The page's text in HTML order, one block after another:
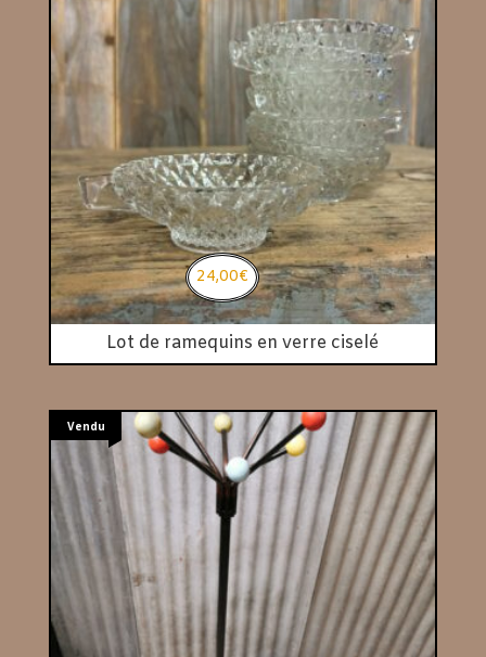
Lot de ramequins en verre ciselé
24,00€
Vendu